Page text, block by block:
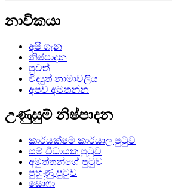
නාවිකයා
අපි ගැන
නිෂ්පාදන
පුවත්
විද්‍යුත් නාමාවලිය
අපව අමතන්න
උණුසුම් නිෂ්පාදන
කාර්යක්ෂම කාර්යාල පුටුව
සම් විධායක පුටුව
අමුත්තන්ගේ පුටුව
පුහුණු පුටුව
සෝෆා